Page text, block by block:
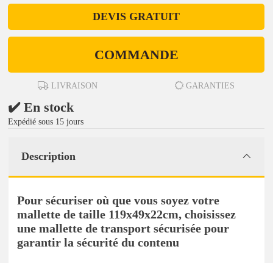
DEVIS GRATUIT
COMMANDE
LIVRAISON GARANTIES
✔️ En stock
Expédié sous 15 jours
Description
Pour sécuriser où que vous soyez votre
mallette de taille 119x49x22cm, choisissez
une mallette de transport sécurisée pour
garantir la sécurité du contenu